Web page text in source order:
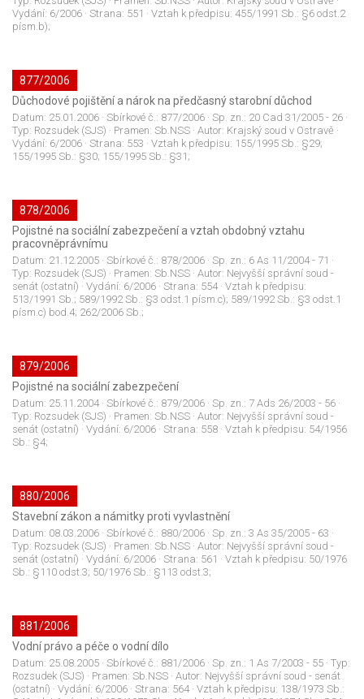
Vydání: 6/2006 · Strana: 551 · Vztah k předpisu: 455/1991 Sb.: §6 odst.2
písm.b);
877/2006
Důchodové pojištění a nárok na předčasný starobní důchod
Datum: 25.01.2006 · Sbírkové č.: 877/2006 · Sp. zn.: 20 Cad 31/2005 - 26 ·
Typ: Rozsudek (SJS) · Pramen: Sb.NSS · Autor: Krajský soud v Ostravě ·
Vydání: 6/2006 · Strana: 553 · Vztah k předpisu: 155/1995 Sb.: §29;
155/1995 Sb.: §30; 155/1995 Sb.: §31;
878/2006
Pojistné na sociální zabezpečení a vztah obdobný vztahu
pracovněprávnímu
Datum: 21.12.2005 · Sbírkové č.: 878/2006 · Sp. zn.: 6 As 11/2004 - 71 ·
Typ: Rozsudek (SJS) · Pramen: Sb.NSS · Autor: Nejvyšší správní soud -
senát (ostatní) · Vydání: 6/2006 · Strana: 554· Vztah k předpisu:
513/1991 Sb.; 589/1992 Sb.: §3 odst.1 písm.c); 589/1992 Sb.: §3 odst.1
písm.c) bod.4; 262/2006 Sb.;
879/2006
Pojistné na sociální zabezpečení
Datum: 25.11.2004· Sbírkové č.: 879/2006 · Sp. zn.: 7 Ads 26/2003 - 56 ·
Typ: Rozsudek (SJS) · Pramen: Sb.NSS · Autor: Nejvyšší správní soud -
senát (ostatní) · Vydání: 6/2006 · Strana: 558 · Vztah k předpisu: 54/1956
Sb.: §4;
880/2006
Stavební zákon a námitky proti vyvlastnění
Datum: 08.03.2006 · Sbírkové č.: 880/2006 · Sp. zn.: 3 As 35/2005 - 63 ·
Typ: Rozsudek (SJS) · Pramen: Sb.NSS · Autor: Nejvyšší správní soud -
senát (ostatní) · Vydání: 6/2006 · Strana: 561 · Vztah k předpisu: 50/1976
Sb.: §110 odst.3; 50/1976 Sb.: §113 odst.3;
881/2006
Vodní právo a péče o vodní dílo
Datum: 25.08.2005 · Sbírkové č.: 881/2006 · Sp. zn.: 1 As 7/2003 - 55 · Typ:
Rozsudek (SJS) · Pramen: Sb.NSS · Autor: Nejvyšší správní soud - senát
(ostatní) · Vydání: 6/2006 · Strana: 564· Vztah k předpisu: 138/1973 Sb.: